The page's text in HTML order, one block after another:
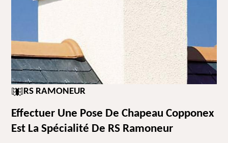
RS RAMONEUR
Effectuer Une Pose De Chapeau Copponex
Est La Spécialité De RS Ramoneur